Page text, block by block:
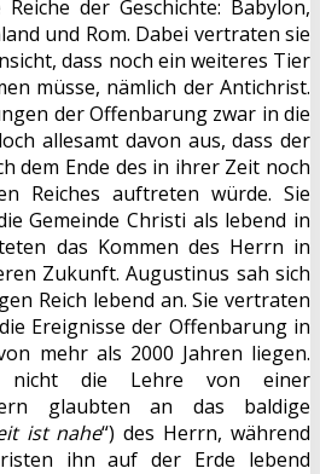
der Geschichte: Babylon,
und Rom. Dabei vertraten sie
dass noch ein weiteres Tier
müsse, nämlich der Antichrist.
der Offenbarung zwar in die
allesamt davon aus, dass der
dem Ende des in ihrer Zeit noch
Reiches auftreten würde. Sie
Gemeinde Christi als lebend in
das Kommen des Herrn in
Zukunft. Augustinus sah sich
Reich lebend an. Sie vertraten
Ereignisse der Offenbarung in
mehr als 2000 Jahren liegen.
nicht die Lehre von einer
glaubten an das baldige
ist nahe“) des Herrn, während
ihn auf der Erde lebend